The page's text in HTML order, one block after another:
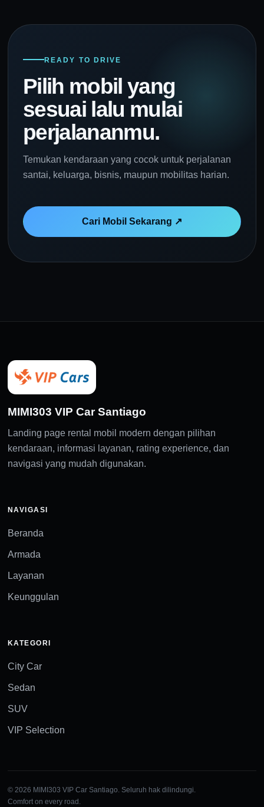
READY TO DRIVE
Pilih mobil yang
sesuai lalu mulai
perjalananmu.
Temukan kendaraan yang cocok untuk perjalanan
santai, keluarga, bisnis, maupun mobilitas harian.
Cari Mobil Sekarang ↗
MIMI303 VIP Car Santiago
Landing page rental mobil modern dengan pilihan
kendaraan, informasi layanan, rating experience, dan
navigasi yang mudah digunakan.
NAVIGASI
Beranda
Armada
Layanan
Keunggulan
KATEGORI
City Car
Sedan
SUV
VIP Selection
© 2026 MIMI303 VIP Car Santiago. Seluruh hak dilindungi.
Comfort on every road.